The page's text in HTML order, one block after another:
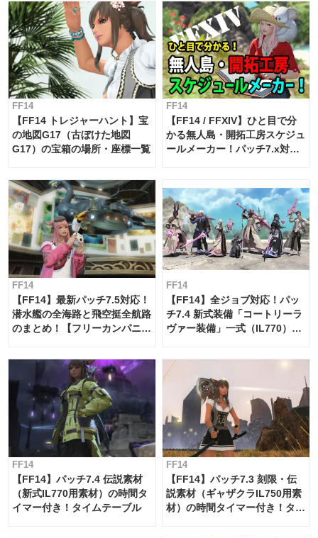
FF14
【FF14 トレジャーハント】宝
の地図G17（古ぼけた地図
G17）の宝箱の場所・座標一覧
FF14
【FF14 / FFXIV】ひと目で分
かる無人島・開拓工房スケジュ
ールメーカー！パッチ7.x対応
FF14
【FF14】最新パッチ7.5対応！
潜水艦の全海路と飛空挺全航路
のまとめ！【フリーカンパニ
FF14
【FF14】全ジョブ対応！パッ
チ7.4 新式装備「コートリーラ
ヴァー装備」一式（IL770）の
FF14
【FF14】パッチ7.4 伝説素材
（新式IL770用素材）の時間タ
イマー付き！タイムテーブル
FF14
【FF14】パッチ7.3 刻限・伝
説素材（ギャザクラIL750用素
材）の時間タイマー付き！タイ